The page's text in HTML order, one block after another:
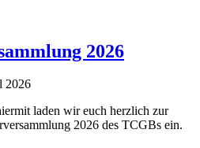
2026
2026
laden wir euch herzlich zur
2026 des TCGBs ein.